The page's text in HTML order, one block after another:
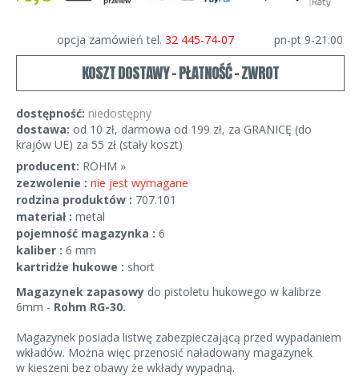
opcja zamówień tel. 32 445-74-07 pn-pt 9-21:00
KOSZT DOSTAWY - PŁATNOŚĆ - ZWROT
dostępność: niedostępny
dostawa: od 10 zł, darmowa od 199 zł, za GRANICĘ (do
krajów UE) za 55 zł (stały koszt)
producent: ROHM »
zezwolenie : nie jest wymagane
rodzina produktów : 707.101
materiał : metal
pojemność magazynka : 6
kaliber : 6 mm
kartridże hukowe : short
Magazynek zapasowy do pistoletu hukowego w kalibrze
6mm - Rohm RG-30.
Magazynek posiada listwę zabezpieczającą przed wypadaniem
wkładów. Można więc przenosić naładowany magazynek
w kieszeni bez obawy że wkłady wypadną.